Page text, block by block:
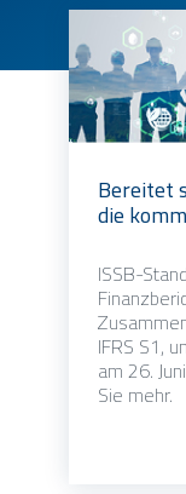
Bereitet
die
ISSB-
IFRS S1,
am 26.
Sie mehr.